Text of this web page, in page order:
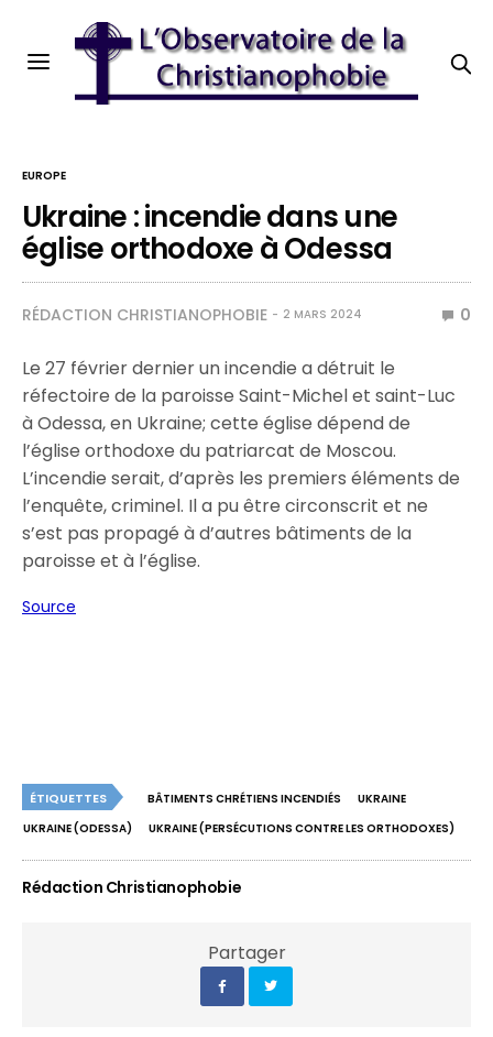
EUROPE
Ukraine : incendie dans une
église orthodoxe à Odessa
RÉDACTION CHRISTIANOPHOBIE 2 MARS 2024 0
Le 27 février dernier un incendie a détruit le
réfectoire de la paroisse Saint-Michel et saint-Luc
à Odessa, en Ukraine; cette église dépend de
l’église orthodoxe du patriarcat de Moscou.
L’incendie serait, d’après les premiers éléments de
l’enquête, criminel. Il a pu être circonscrit et ne
s’est pas propagé à d’autres bâtiments de la
paroisse et à l’église.
Source
ÉTIQUETTES BÂTIMENTS CHRÉTIENS INCENDIÉS
UKRAINE
UKRAINE (ODESSA)
UKRAINE (PERSÉCUTIONS CONTRE LES ORTHODOXES)
Rédaction Christianophobie
Partager